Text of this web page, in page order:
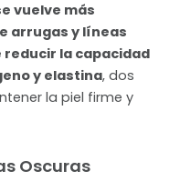
vuelve más
arrugas y líneas
reducir la capacidad
y elastina, dos
la piel firme y
Oscuras